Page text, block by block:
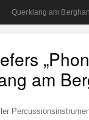
Querklang am
am